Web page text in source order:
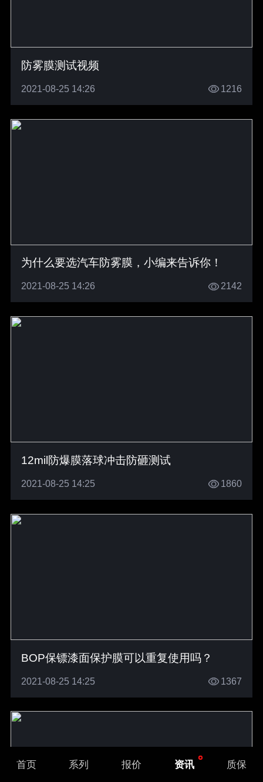
防雾膜测试视频
2021-08-25 14:26 1216
为什么要选汽车防雾膜，小编来告诉你！
2021-08-25 14:26 2142
12mil防爆膜落球冲击防砸测试
2021-08-25 14:25 1860
BOP保镖漆面保护膜可以重复使用吗？
2021-08-25 14:25 1367
首页 系列 报价 资讯 质保